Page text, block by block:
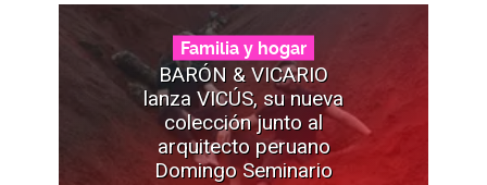
Familia y hogar
BARÓN & VICARIO
lanza VICÚS, su nueva
colección junto al
arquitecto peruano
Domingo Seminario